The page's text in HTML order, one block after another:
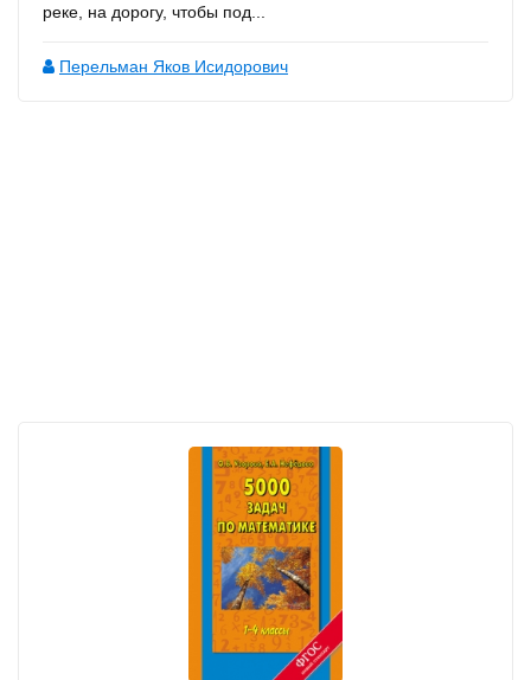
реке, на дорогу, чтобы под...
Перельман Яков Исидорович